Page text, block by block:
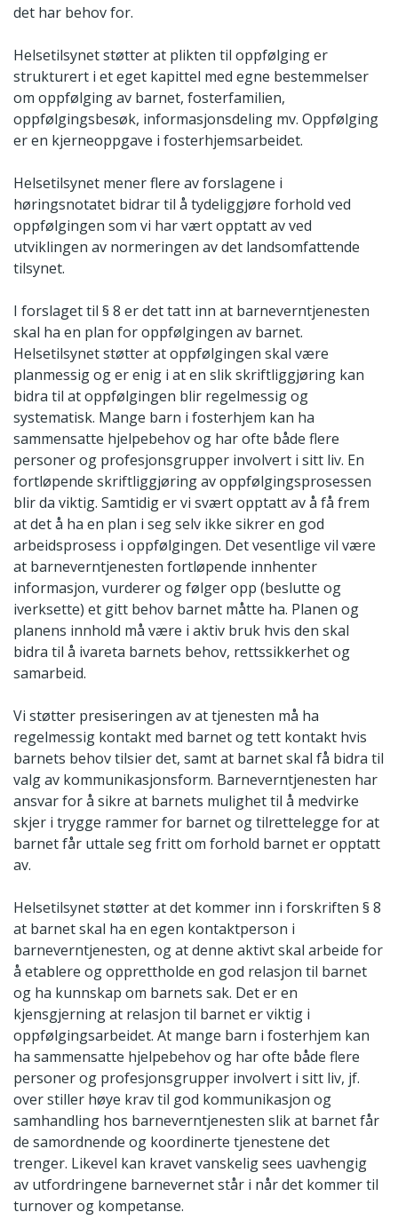
det har behov for.
Helsetilsynet støtter at plikten til oppfølging er
strukturert i et eget kapittel med egne bestemmelser
om oppfølging av barnet, fosterfamilien,
oppfølgingsbesøk, informasjonsdeling mv. Oppfølging
er en kjerneoppgave i fosterhjemsarbeidet.
Helsetilsynet mener flere av forslagene i
høringsnotatet bidrar til å tydeliggjøre forhold ved
oppfølgingen som vi har vært opptatt av ved
utviklingen av normeringen av det landsomfattende
tilsynet.
I forslaget til § 8 er det tatt inn at barneverntjenesten
skal ha en plan for oppfølgingen av barnet.
Helsetilsynet støtter at oppfølgingen skal være
planmessig og er enig i at en slik skriftliggjøring kan
bidra til at oppfølgingen blir regelmessig og
systematisk. Mange barn i fosterhjem kan ha
sammensatte hjelpebehov og har ofte både flere
personer og profesjonsgrupper involvert i sitt liv. En
fortløpende skriftliggjøring av oppfølgingsprosessen
blir da viktig. Samtidig er vi svært opptatt av å få frem
at det å ha en plan i seg selv ikke sikrer en god
arbeidsprosess i oppfølgingen. Det vesentlige vil være
at barneverntjenesten fortløpende innhenter
informasjon, vurderer og følger opp (beslutte og
iverksette) et gitt behov barnet måtte ha. Planen og
planens innhold må være i aktiv bruk hvis den skal
bidra til å ivareta barnets behov, rettssikkerhet og
samarbeid.
Vi støtter presiseringen av at tjenesten må ha
regelmessig kontakt med barnet og tett kontakt hvis
barnets behov tilsier det, samt at barnet skal få bidra til
valg av kommunikasjonsform. Barneverntjenesten har
ansvar for å sikre at barnets mulighet til å medvirke
skjer i trygge rammer for barnet og tilrettelegge for at
barnet får uttale seg fritt om forhold barnet er opptatt
av.
Helsetilsynet støtter at det kommer inn i forskriften § 8
at barnet skal ha en egen kontaktperson i
barneverntjenesten, og at denne aktivt skal arbeide for
å etablere og opprettholde en god relasjon til barnet
og ha kunnskap om barnets sak. Det er en
kjensgjerning at relasjon til barnet er viktig i
oppfølgingsarbeidet. At mange barn i fosterhjem kan
ha sammensatte hjelpebehov og har ofte både flere
personer og profesjonsgrupper involvert i sitt liv, jf.
over stiller høye krav til god kommunikasjon og
samhandling hos barneverntjenesten slik at barnet får
de samordnende og koordinerte tjenestene det
trenger. Likevel kan kravet vanskelig sees uavhengig
av utfordringene barnevernet står i når det kommer til
turnover og kompetanse.